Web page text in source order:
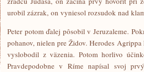
urobil zázrak, on vyniesol rozsudok nad
Peter potom ďalej pôsobil v Jeruzaleme.
pohanov, nielen pre Židov. Herodes
vyslobodil z väzenia. Potom horlivo
Pravdepodobne v Ríme napísal svoj